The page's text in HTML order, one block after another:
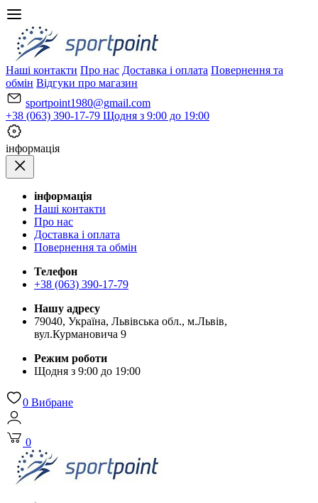
Наші контакти Про нас Доставка і оплата Повернення та
обмін Відгуки про магазин
sportpoint1980@gmail.com
+38 (063) 390-17-79 Щодня з 9:00 до 19:00
iнформація
iнформація
Наші контакти
Про нас
Доставка і оплата
Повернення та обмін
Телефон
+38 (063) 390-17-79
Нашу адресу
79040, Україна, Львівська обл., м.Львів,
вул.Курмановича 9
Режим роботи
Щодня з 9:00 до 19:00
0 Вибране
0